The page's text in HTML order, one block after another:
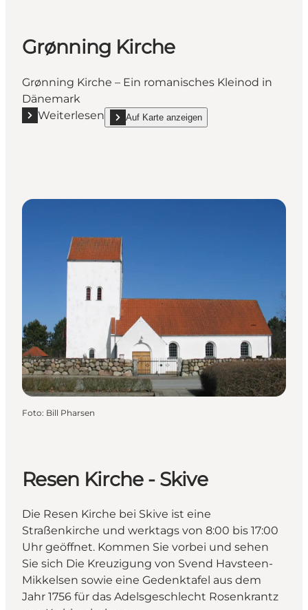
Grønning Kirche
Grønning Kirche – Ein romanisches Kleinod in
Dänemark
Weiterlesen
Mehr erfahren "Grønning Kirche"
Auf Karte anzeigen
show Grønning Kirche on_map
Foto: Bill Pharsen
Resen Kirche - Skive
Die Resen Kirche bei Skive ist eine
Straßenkirche und werktags von 8:00 bis 17:00
Uhr geöffnet. Kommen Sie vorbei und sehen
Sie sich Die Kreuzigung von Svend Havsteen-
Mikkelsen sowie eine Gedenktafel aus dem
Jahr 1756 für das Adelsgeschlecht Rosenkrantz